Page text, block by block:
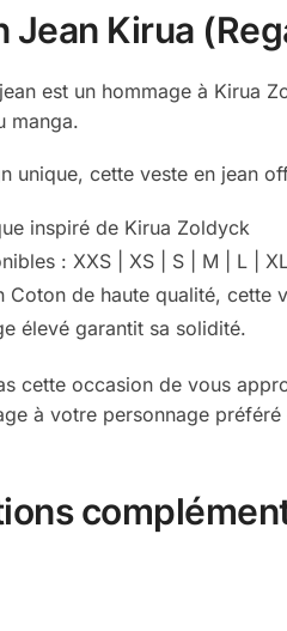
Jean Kirua
est un hommage à Kirua
manga.
unique, cette veste en jean
inspiré de Kirua Zoldyck
: XXS | XS | S | M | L |
Coton de haute qualité, cette
élevé garantit sa solidité.
cette occasion de vous
à votre personnage